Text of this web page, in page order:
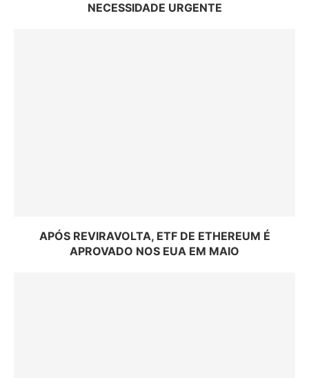
NECESSIDADE URGENTE
APÓS REVIRAVOLTA, ETF DE ETHEREUM É
APROVADO NOS EUA EM MAIO